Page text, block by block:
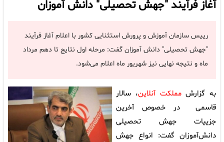
آغاز فرآیند "جهش تحصیلی" دانش آموزان
رییس سازمان آموزش و پرورش استثنایی کشور با اعلام آغاز فرآیند
"جهش تحصیلی" دانش آموزان گفت: مرحله اول نتایج تا دهم مرداد
ماه و نتیجه نهایی نیز شهریور ماه اعلام می‌شود.
به گزارشمملکت آنلاین، سالار
قاسمی در خصوص آخرین
جزییات جهش تحصیلی
دانش‌آموزان گفت: انواع جهش